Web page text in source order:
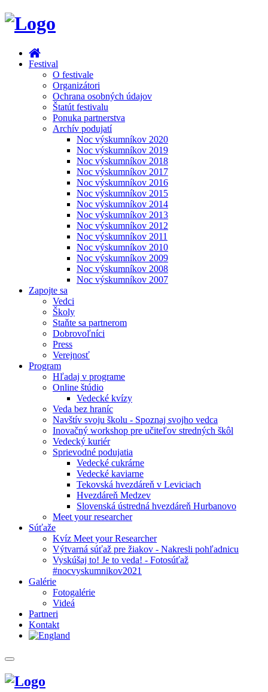
Festival
O festivale
Organizátori
Ochrana osobných údajov
Štatút festivalu
Ponuka partnerstva
Archív podujatí
Noc výskumníkov 2020
Noc výskumníkov 2019
Noc výskumníkov 2018
Noc výskumníkov 2017
Noc výskumníkov 2016
Noc výskumníkov 2015
Noc výskumníkov 2014
Noc výskumníkov 2013
Noc výskumníkov 2012
Noc výskumníkov 2011
Noc výskumníkov 2010
Noc výskumníkov 2009
Noc výskumníkov 2008
Noc výskumníkov 2007
Zapojte sa
Vedci
Školy
Staňte sa partnerom
Dobrovoľníci
Press
Verejnosť
Program
Hľadaj v programe
Online štúdio
Vedecké kvízy
Veda bez hraníc
Navštív svoju školu - Spoznaj svojho vedca
Inovačný workshop pre učiteľov stredných škôl
Vedecký kuriér
Sprievodné podujatia
Vedecké cukrárne
Vedecké kaviarne
Tekovská hvezdáreň v Leviciach
Hvezdáreň Medzev
Slovenská ústredná hvezdáreň Hurbanovo
Meet your researcher
Súťaže
Kvíz Meet your Researcher
Výtvarná súťaž pre žiakov - Nakresli pohľadnicu
Vyskúšaj to! Je to veda! - Fotosúťaž
#nocvyskumnikov2021
Galérie
Fotogalérie
Videá
Partneri
Kontakt
Toggle
navigation